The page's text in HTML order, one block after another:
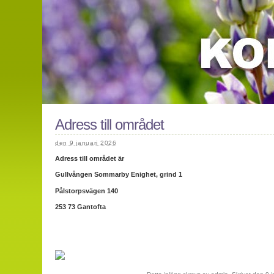
Adress till området
den 9 januari 2026
Adress till området är
Gullvången Sommarby Enighet, grind 1
Pålstorpsvägen 140
253 73 Gantofta